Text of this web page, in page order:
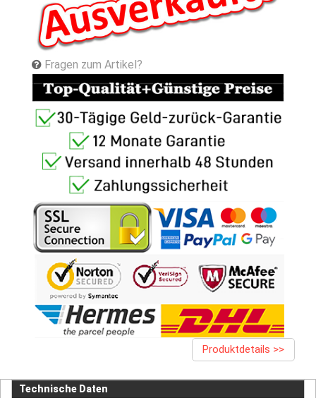
Fragen zum Artikel?
Produktdetails >>
Technische Daten